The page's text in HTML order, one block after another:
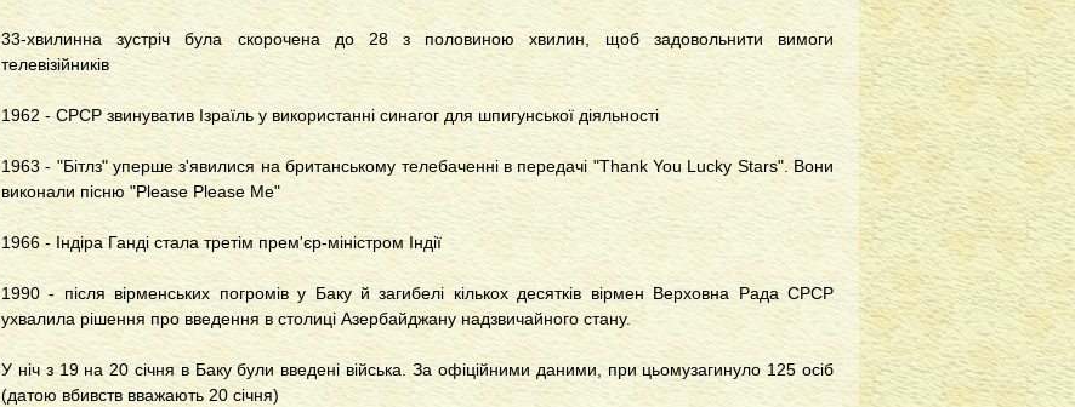
33-хвилинна зустріч була скорочена до 28 з половиною хвилин, щоб задовольнити вимоги
телевізійників
1962 - СРСР звинуватив Ізраїль у використанні синагог для шпигунської діяльності
1963 - "Бітлз" уперше з'явилися на британському телебаченні в передачі "Thank You Lucky Stars". Вони
виконали пісню "Please Please Me"
1966 - Індіра Ганді стала третім прем'єр-міністром Індії
1990 - після вірменських погромів у Баку й загибелі кількох десятків вірмен Верховна Рада СРСР
ухвалила рішення про введення в столиці Азербайджану надзвичайного стану.
У ніч з 19 на 20 січня в Баку були введені війська. За офіційними даними, при цьомузагинуло 125 осіб
(датою вбивств вважають 20 січня)